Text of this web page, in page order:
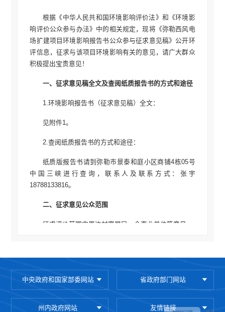
根据《中华人民共和国环境影响评价法》和《环境影
响评价公众参与办法》中的相关规定，现将《弥勒西风电
场扩建项目环境影响报告书公众参与征求意见稿》公开环
评信息，征求与该项目环境影响有关的意见，请广大群众
积极提出宝贵意见！
一、征求意见稿全文及查阅纸质报告书的方式和途径
1.环境影响报告书（征求意见稿）全文：
见附件1。
2.查阅纸质报告书的方式和途径：
纸质版报告书请到弥勒市景泰和庭小区商铺4栋05号
中国三峡进行查询，联系人及联系方式：张宇
18788133816。
二、征求意见公众范围
征求评价范围内周边村寨居民、企事业单位等意见。
四、公众提出意见的方式和途径
中央政府和国家部委网站 省政府部门网站
州内政府网站 友情链接